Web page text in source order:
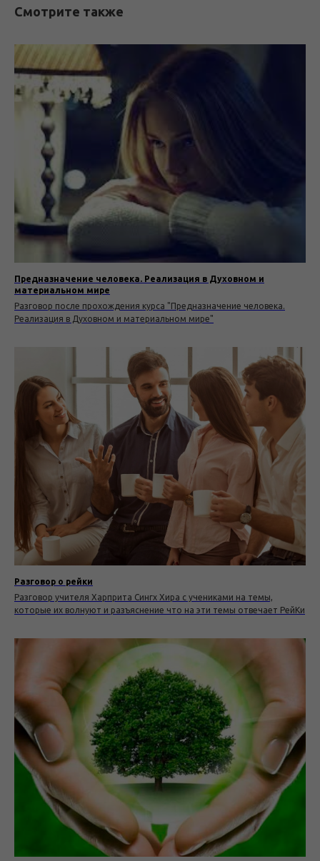
Смотрите также
Предназначение человека. Реализация в Духовном и
материальном мире
Разговор после прохождения курса "Предназначение человека.
Реализация в Духовном и материальном мире"
Разговор о рейки
Разговор учителя Харприта Сингх Хира с учениками на темы,
которые их волнуют и разъяснение что на эти темы отвечает РейКи